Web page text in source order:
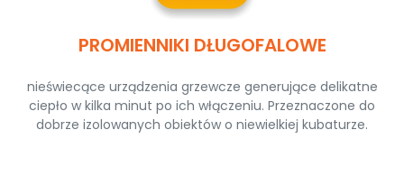
PROMIENNIKI DŁUGOFALOWE
nieświecące urządzenia grzewcze generujące delikatne
ciepło w kilka minut po ich włączeniu. Przeznaczone do
dobrze izolowanych obiektów o niewielkiej kubaturze.